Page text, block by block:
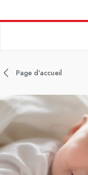
Page d'accueil